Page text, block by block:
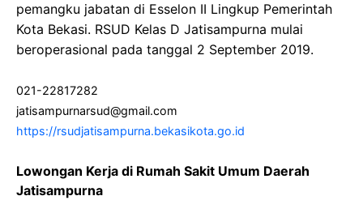
pemangku jabatan di Esselon II Lingkup Pemerintah
Kota Bekasi. RSUD Kelas D Jatisampurna mulai
beroperasional pada tanggal 2 September 2019.
021-22817282
jatisampurnarsud@gmail.com
https://rsudjatisampurna.bekasikota.go.id
Lowongan Kerja di Rumah Sakit Umum Daerah
Jatisampurna